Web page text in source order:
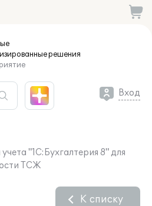
решения
Вход
"1С:Бухгалтерия 8" для
ТСЖ
К списку